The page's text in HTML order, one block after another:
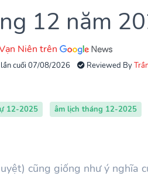
12 năm
Niên trên
cuối 07/08/2026 Reviewed By
12-2025 âm lịch tháng 12-2025
cũng giống như ý nghĩa